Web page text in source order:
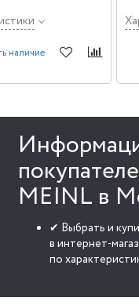
стойка-тренога
высоты.
наличие
MEINL в
✔ Выбрать и
в интернет-
по